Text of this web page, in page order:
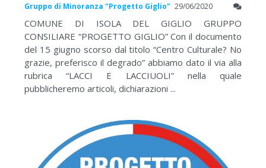
Gruppo di Minoranza "Progetto Giglio" 29/06/2020
COMUNE DI ISOLA DEL GIGLIO GRUPPO
CONSILIARE “PROGETTO GIGLIO” Con il documento
del 15 giugno scorso dal titolo “Centro Culturale? No
grazie, preferisco il degrado” abbiamo dato il via alla
rubrica “LACCI E LACCIUOLI” nella quale
pubblicheremo articoli, dichiarazioni ...